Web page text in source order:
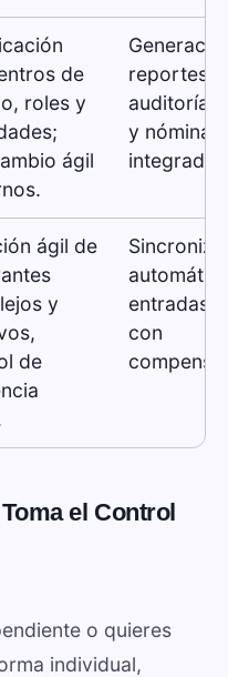
de
roles y
ágil
reportes
auditoría
y nómina
integrada.
ágil de
y
de
entradas/
con
el Control
o quieres
individual,